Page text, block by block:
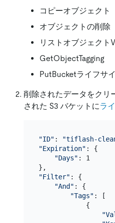
コピーオブジェクト
オブジェクトの削除
リストオブジェクト
GetObjectTagging
PutBucketライフサ
削除されたデータをクリ
された S3 バケットにラ
"ID" : "tiflash-
"Expiration" : {
"Days" : 1
"Filter" : {
"And" : {
"Tags" : [
            {